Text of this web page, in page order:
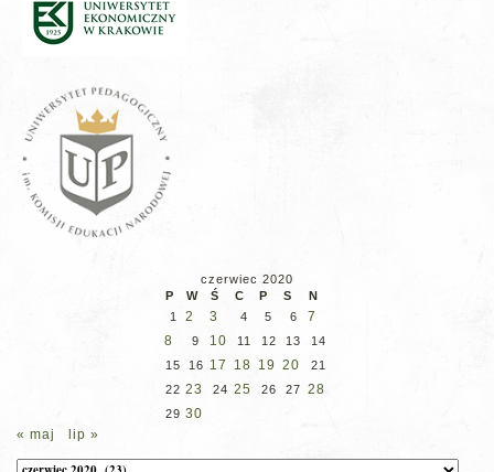
czerwiec 2020
P
W Ś C P S
N
1
2 3 4 5 6
7
8
9 10 11 12 13
14
15
16 17 18 19 20
21
22 23 24 25 26 27 28
29 30
« maj
lip »
Archiwum